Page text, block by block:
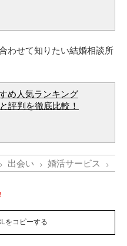
わせて知りたい結婚相談所
め人気ランキング
評判を徹底比較！
出会い 婚活サービス
をコピーする